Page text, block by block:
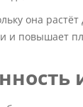
она
и повышает